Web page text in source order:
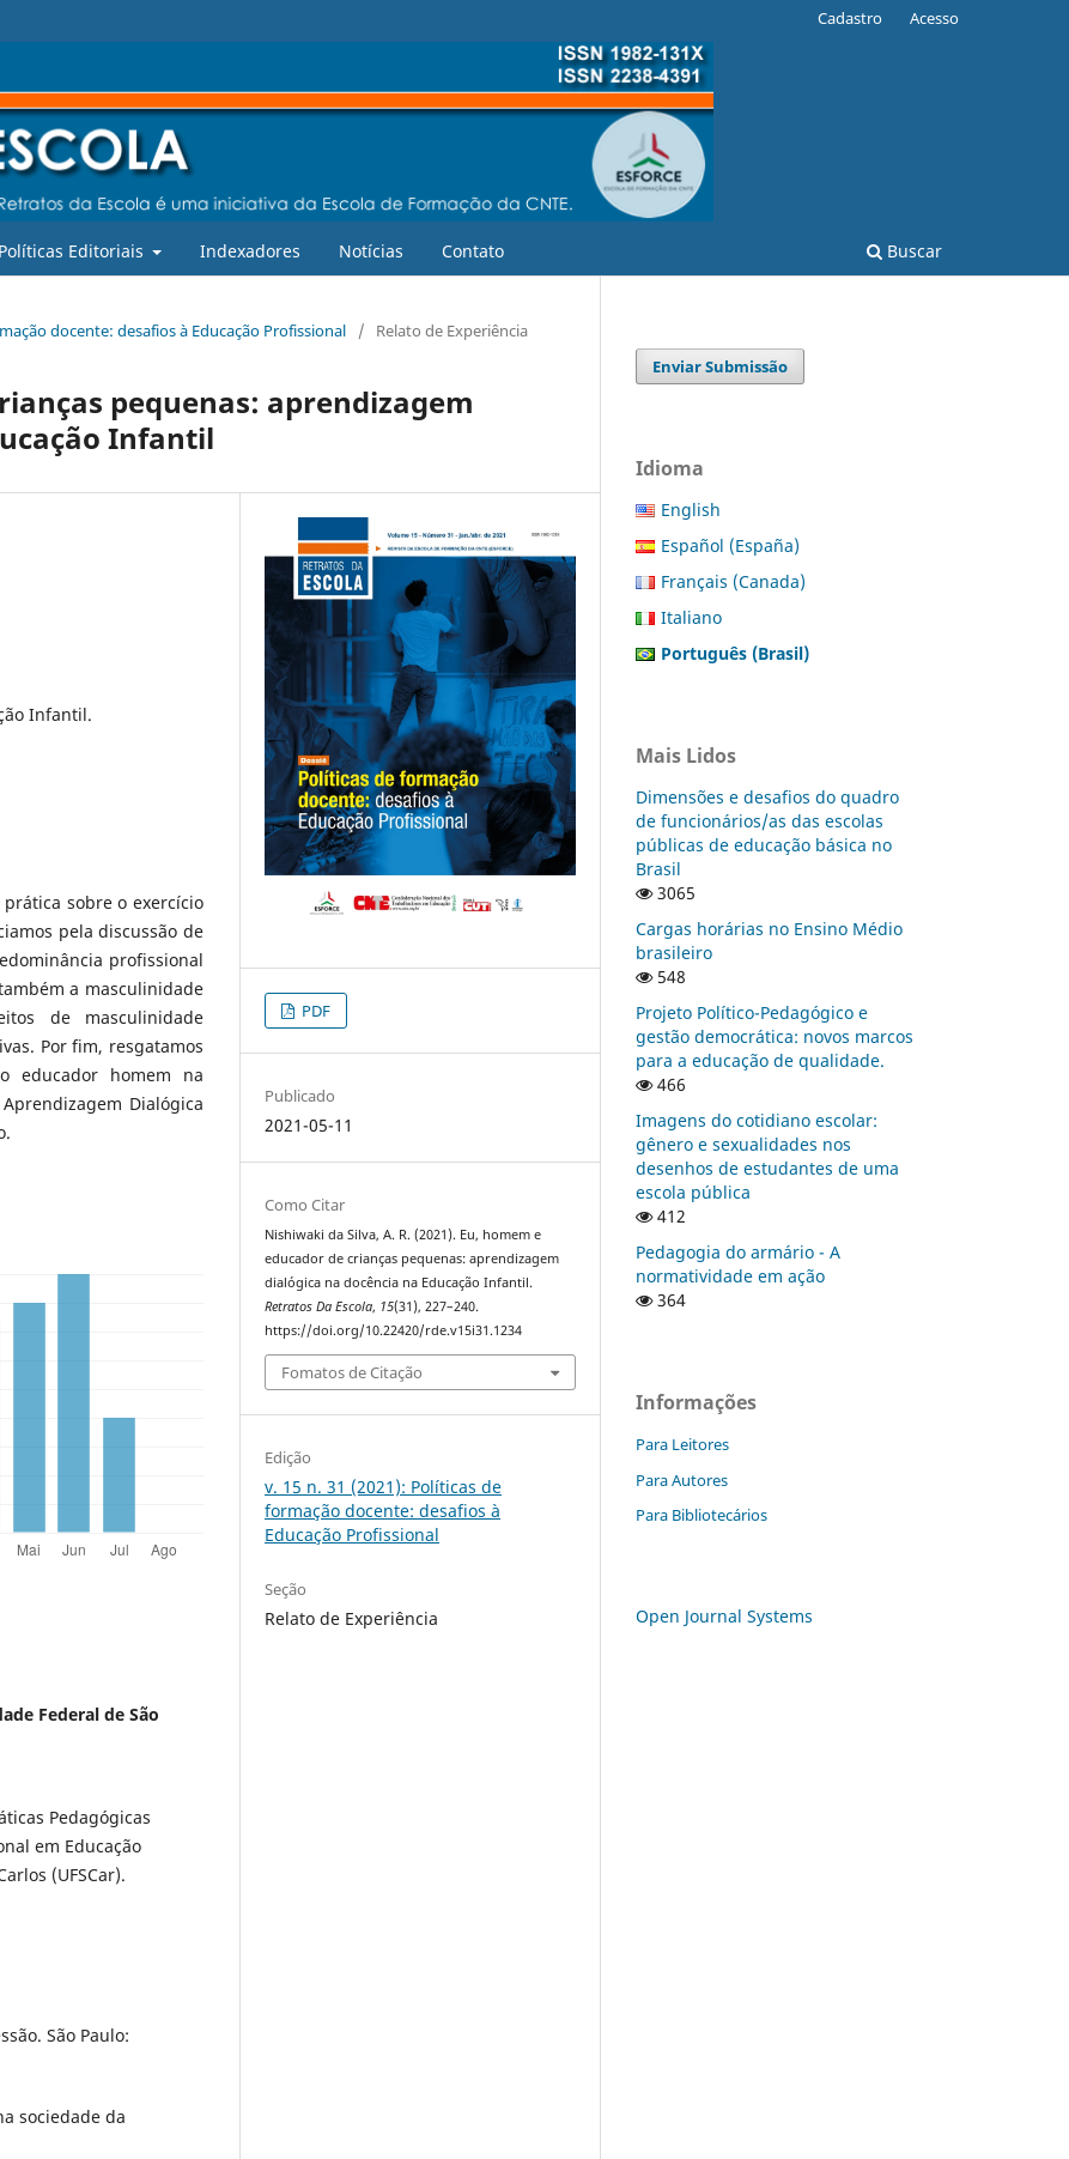
Políticas Editoriais Indexadores Notícias Contato Buscar
Cadastro Acesso
docente: desafios à Educação Profissional / Relato de Experiência
pequenas: aprendizagem
Infantil
Infantil.
sobre o exercício
pela discussão de
profissional
a masculinidade
de masculinidade
Por fim, resgatamos
educador homem na
Dialógica
Federal de São
Pedagógicas
em Educação
(UFSCar).
São Paulo:
sociedade da
PDF
Publicado
2021-05-11
Como Citar
Nishiwaki da Silva, A. R. (2021). Eu, homem e
educador de crianças pequenas: aprendizagem
dialógica na docência na Educação Infantil.
Retratos Da Escola, 15(31), 227–240.
https://doi.org/10.22420/rde.v15i31.1234
Fomatos de Citação
Edição
v. 15 n. 31 (2021): Políticas de
formação docente: desafios à
Educação Profissional
Seção
Relato de Experiência
Enviar Submissão
Idioma
English
Español (España)
Français (Canada)
Italiano
Português (Brasil)
Mais Lidos
Dimensões e desafios do quadro
de funcionários/as das escolas
públicas de educação básica no
Brasil
3065
Cargas horárias no Ensino Médio
brasileiro
548
Projeto Político-Pedagógico e
gestão democrática: novos marcos
para a educação de qualidade.
466
Imagens do cotidiano escolar:
gênero e sexualidades nos
desenhos de estudantes de uma
escola pública
412
Pedagogia do armário - A
normatividade em ação
364
Informações
Para Leitores
Para Autores
Para Bibliotecários
Open Journal Systems